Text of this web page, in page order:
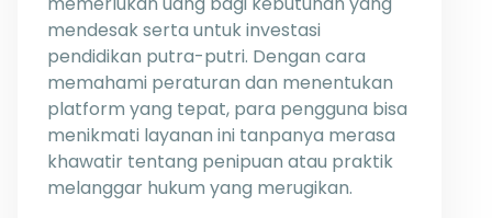
mendesak serta untuk investasi
pendidikan putra-putri. Dengan cara
memahami peraturan dan menentukan
platform yang tepat, para pengguna bisa
menikmati layanan ini tanpanya merasa
khawatir tentang penipuan atau praktik
melanggar hukum yang merugikan.